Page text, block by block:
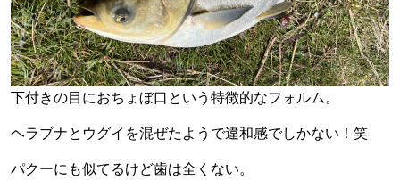
下付きの目におちょぼ口という特徴的なフォルム。
ヘラブナとウグイを混ぜたようで違和感でしかない！笑
パクーにも似てるけど歯は全くない。